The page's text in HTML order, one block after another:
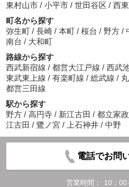
東村山市 / 小平市 / 世田谷区 / 西
町名から探す
弥生町 / 長崎 / 本町 / 桜台 / 野方 /
南台 / 大和町
路線から探す
西武新宿線 / 都営大江戸線 / 西武
東武東上線 / 有楽町線 / 総武線 /
都営三田線
駅から探す
野方 / 高円寺 / 新江古田 / 都立家政
江古田 / 鷺ノ宮 / 上石神井 / 中野
電話でお問
営業時間：
10：00